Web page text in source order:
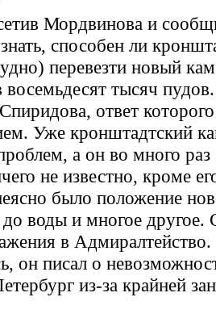
Мордвинова и
способен ли
перевезти новый
тысяч пудов.
ответ
Уже кронштадтский
а он во много раз
не известно, кроме
было положение
до воды и многое другое.
в
он писал о
из-за крайней